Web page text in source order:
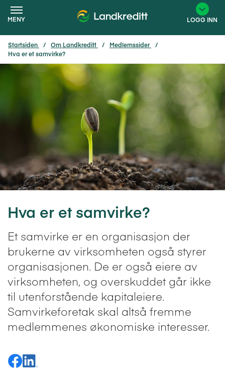
MENY LOGG INN
×
Startsiden Om Landkreditt
Medlemssider
Hva er et samvirke?
Hva er et samvirke?
Et samvirke er en organisasjon der
brukerne av virksomheten også styrer
organisasjonen. De er også eiere av
virksomheten, og overskuddet går ikke
til utenforstående kapitaleiere.
Samvirkeforetak skal altså fremme
medlemmenes økonomiske interesser.
Del på Facebook
Del på LinkedIn